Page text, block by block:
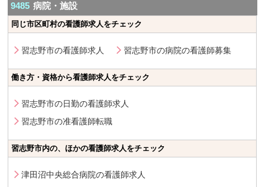
9485 病院・施設
同じ市区町村の看護師求人をチェック
習志野市の看護師求人 習志野市の病院の看護師募集
働き方・資格から看護師求人をチェック
習志野市の日勤の看護師求人
習志野市の准看護師転職
習志野市内の、ほかの看護師求人をチェック
津田沼中央総合病院の看護師求人